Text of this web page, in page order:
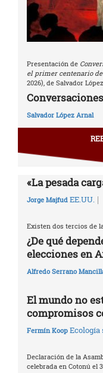
Presentación de
el primer centenario
2026), de Salvador
Salvador López Arnal
«La pesada
Jorge Majfud EE.UU. |
Existen dos tercios de
¿De qué
elecciones en
Alfredo Serrano
El mundo no
compromisos
Fermín Koop Ecología
Declaración de la
celebrada en Cotonú el